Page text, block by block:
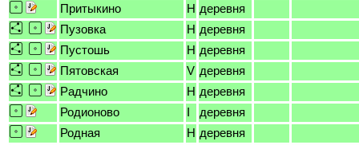
Притыкино
H деревня
Пузовка
H деревня
Пустошь
H деревня
Пятовская
V деревня
Радчино
H деревня
Родионово
I
деревня
Родная
H деревня